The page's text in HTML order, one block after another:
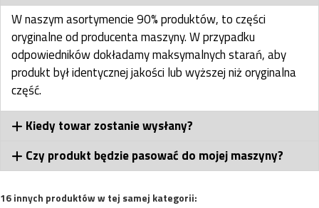
W naszym asortymencie 90% produktów, to części
oryginalne od producenta maszyny. W przypadku
odpowiedników dokładamy maksymalnych starań, aby
produkt był identycznej jakości lub wyższej niż oryginalna
część.
Kiedy towar zostanie wysłany?
Czy produkt będzie pasować do mojej maszyny?
16 innych produktów w tej samej kategorii: